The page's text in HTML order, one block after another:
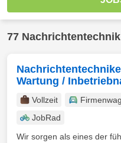
77 Nachrichtentechnik
Wartung /
Vollzeit
JobRad
Wir sorgen als eines der